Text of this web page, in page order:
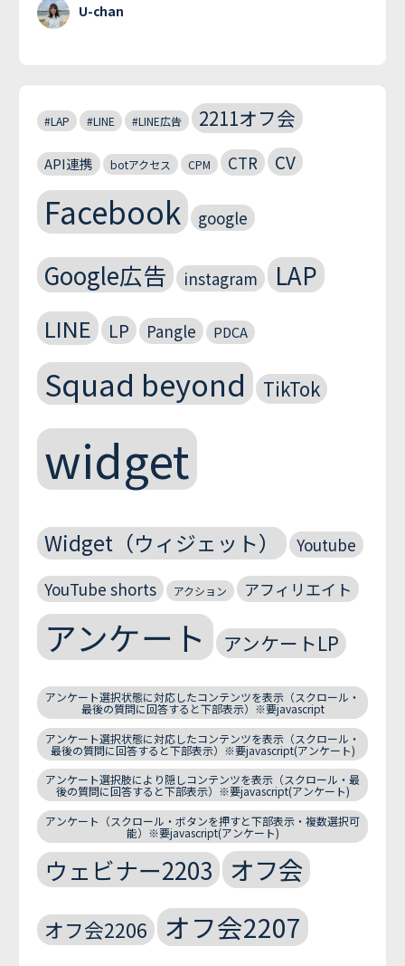
U-chan
#LAP #LINE #LINE広告 2211オフ会
API連携 botアクセス CPM CTR CV
Facebook google
Google広告 instagram LAP
LINE LP Pangle PDCA
Squad beyond TikTok
widget
Widget（ウィジェット）
Youtube
YouTube shorts
アクション アフィリエイト
アンケート アンケートLP
アンケート選択状態に対応したコンテンツを表示（スクロール・
最後の質問に回答すると下部表示）※要javascript
アンケート選択状態に対応したコンテンツを表示（スクロール・
最後の質問に回答すると下部表示）※要javascript(アンケート)
アンケート選択肢により隠しコンテンツを表示（スクロール・最
後の質問に回答すると下部表示）※要javascript(アンケート)
アンケート（スクロール・ボタンを押すと下部表示・複数選択可
能）※要javascript(アンケート)
ウェビナー2203 オフ会
オフ会2206 オフ会2207